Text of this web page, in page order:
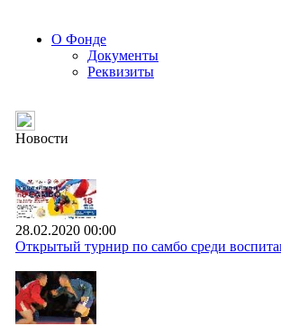
О Фонде
Документы
Реквизиты
Новости
28.02.2020 00:00
Открытый турнир по самбо среди